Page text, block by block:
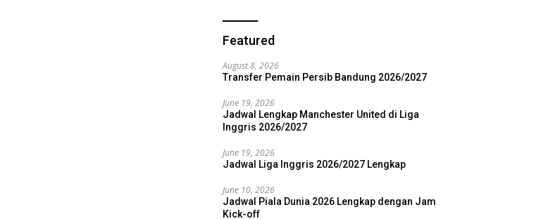
Featured
August 8, 2026
Transfer Pemain Persib Bandung 2026/2027
June 19, 2026
Jadwal Lengkap Manchester United di Liga
Inggris 2026/2027
June 19, 2026
Jadwal Liga Inggris 2026/2027 Lengkap
June 10, 2026
Jadwal Piala Dunia 2026 Lengkap dengan Jam
Kick-off